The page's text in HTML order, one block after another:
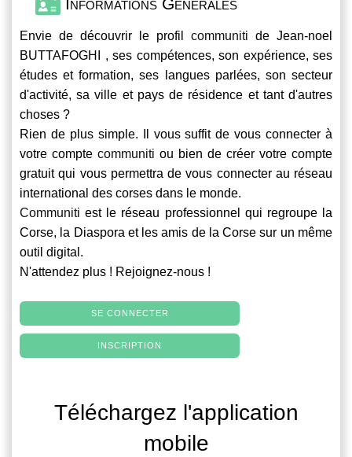
Informations Générales
Envie de découvrir le profil communiti de Jean-noel
BUTTAFOGHI , ses compétences, son expérience, ses
études et formation, ses langues parlées, son secteur
d'activité, sa ville et pays de résidence et tant d'autres
choses ?
Rien de plus simple. Il vous suffit de vous connecter à
votre compte communiti ou bien de créer votre compte
gratuit qui vous permettra de vous connecter au réseau
international des corses dans le monde.
Communiti est le réseau professionnel qui regroupe la
Corse, la Diaspora et les amis de la Corse sur un même
outil digital.
N'attendez plus ! Rejoignez-nous !
SE CONNECTER
INSCRIPTION
Téléchargez l'application
mobile